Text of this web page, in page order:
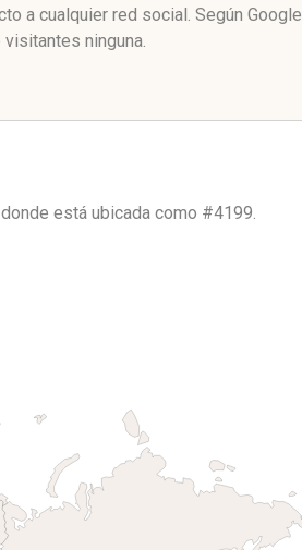
a cualquier red social. Según
ninguna.
está ubicada como #4199.